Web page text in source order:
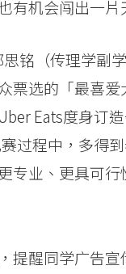
有机会闯出一片
铭（传理学副
票选的「最喜
Eats度身订
过程中，多得
专业、更具可
提醒同学广告